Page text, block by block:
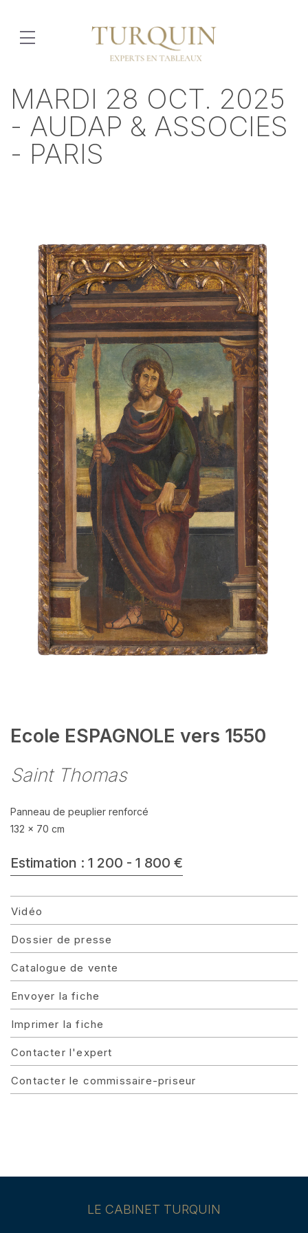
MARDI 28 OCT. 2025
- AUDAP & ASSOCIES
- PARIS
Ecole ESPAGNOLE vers 1550
Saint Thomas
Panneau de peuplier renforcé
132 x 70 cm
Estimation : 1 200 - 1 800 €
Vidéo
Dossier de presse
Catalogue de vente
Envoyer la fiche
Imprimer la fiche
Contacter l'expert
Contacter le commissaire-priseur
LE CABINET TURQUIN